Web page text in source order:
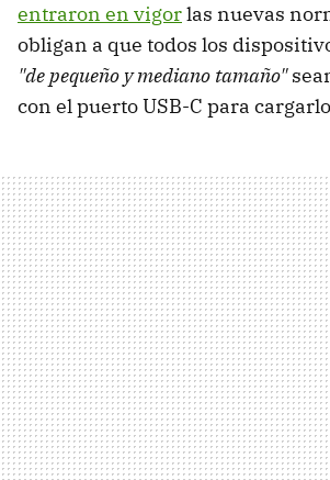
entraron en vigorlas nuevas
obligan a que todos los
"de pequeño y mediano tamaño"
con el puerto USB-C para